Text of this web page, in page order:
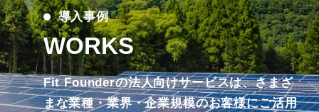
導入事例
WORKS
Fit Founderの法人向けサービスは、さまざ
まな業種・業界・企業規模のお客様にご活用